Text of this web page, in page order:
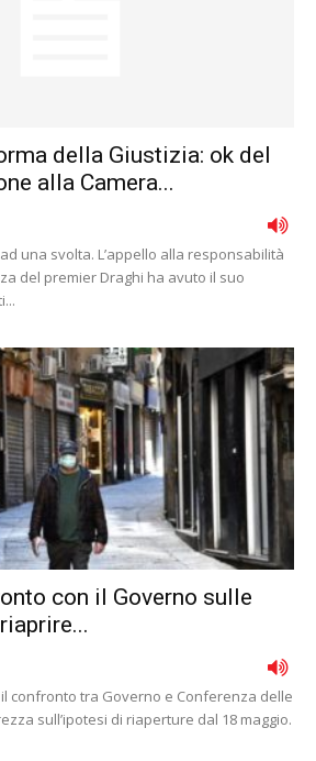
della Giustizia: ok del
alla Camera...
una svolta. L’appello alla responsabilità
del premier Draghi ha avuto il suo
con il Governo sulle
confronto tra Governo e Conferenza delle
sull’ipotesi di riaperture dal 18 maggio.